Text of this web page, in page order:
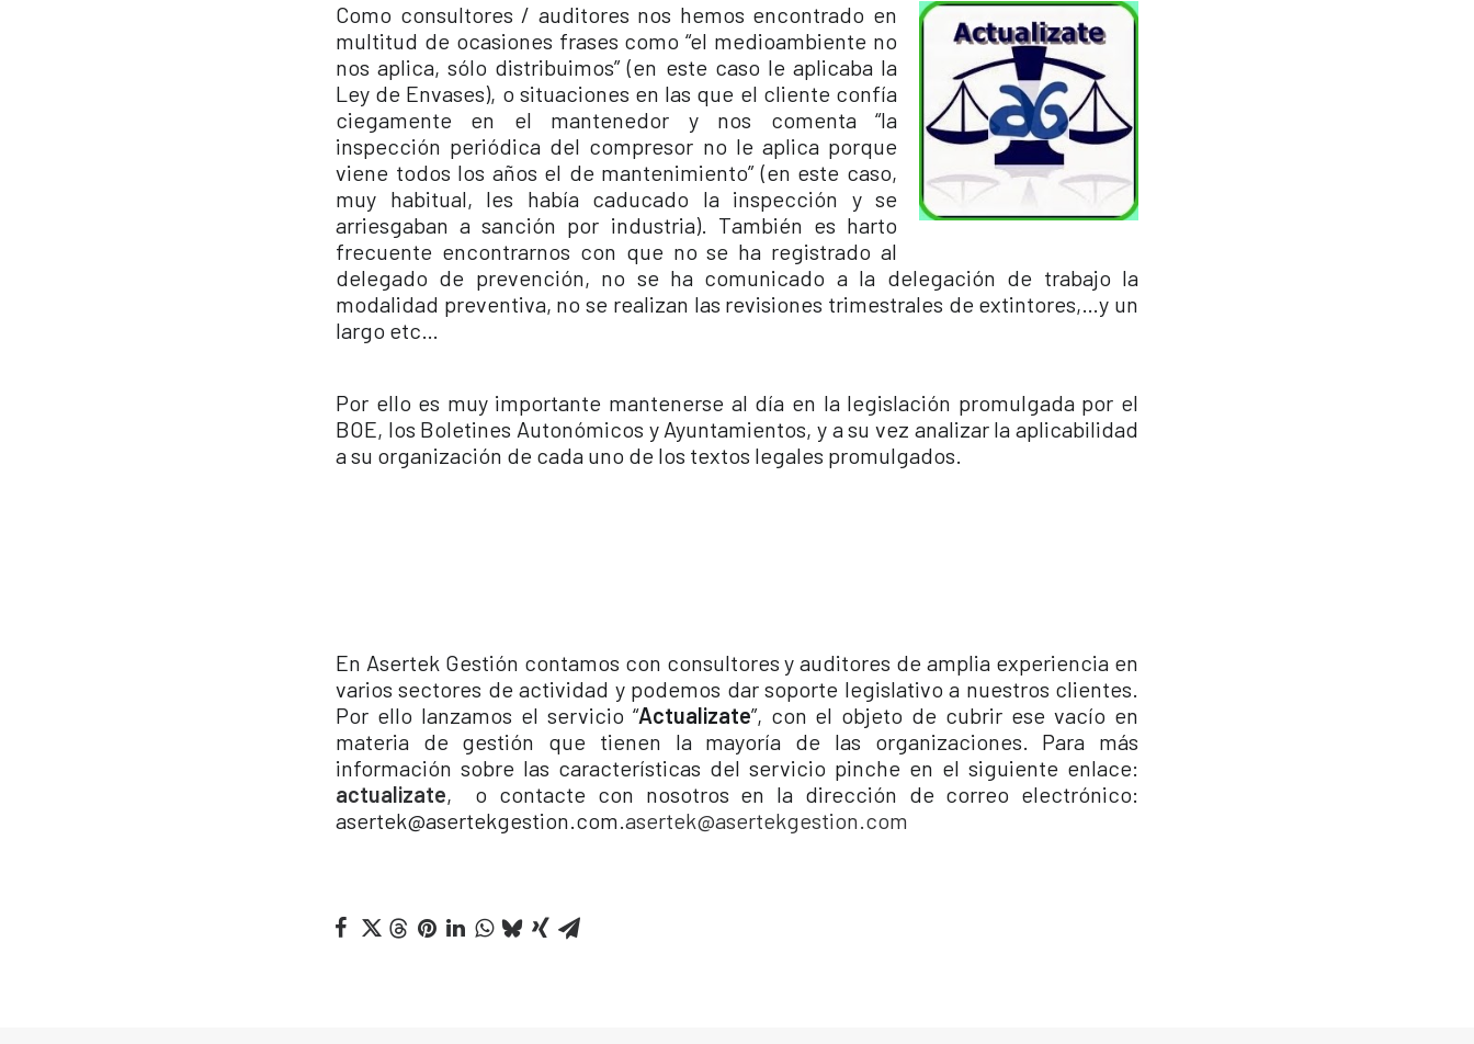
Como consultores / auditores nos hemos encontrado en
multitud de ocasiones frases como “el medioambiente no
nos aplica, sólo distribuimos” (en este caso le aplicaba la
Ley de Envases), o situaciones en las que el cliente confía
ciegamente en el mantenedor y nos comenta “la
inspección periódica del compresor no le aplica porque
viene todos los años el de mantenimiento” (en este caso,
muy habitual, les había caducado la inspección y se
arriesgaban a sanción por industria). También es harto
frecuente encontrarnos con que no se ha registrado al
delegado de prevención, no se ha comunicado a la delegación de trabajo la
modalidad preventiva, no se realizan las revisiones trimestrales de extintores,…y un
largo etc…
Por ello es muy importante mantenerse al día en la legislación promulgada por el
BOE, los Boletines Autonómicos y Ayuntamientos, y a su vez analizar la aplicabilidad
a su organización de cada uno de los textos legales promulgados.
En Asertek Gestión contamos con consultores y auditores de amplia experiencia en
varios sectores de actividad y podemos dar soporte legislativo a nuestros clientes.
Por ello lanzamos el servicio “Actualizate”, con el objeto de cubrir ese vacío en
materia de gestión que tienen la mayoría de las organizaciones. Para más
información sobre las características del servicio pinche en el siguiente enlace:
actualizate,
o contacte con nosotros en la dirección de correo electrónico:
asertek@asertekgestion.com.asertek@asertekgestion.com